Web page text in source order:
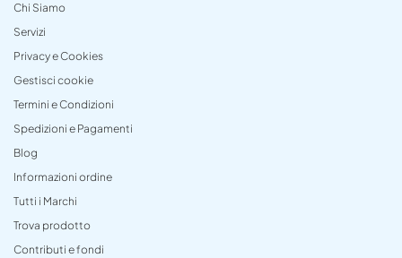
Chi Siamo
Servizi
Privacy e Cookies
Gestisci cookie
Termini e Condizioni
Spedizioni e Pagamenti
Blog
Informazioni ordine
Tutti i Marchi
Trova prodotto
Contributi e fondi